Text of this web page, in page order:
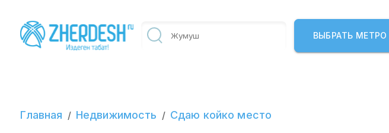
ВЫБРАТЬ МЕТРО
Главная / Недвижимость / Сдаю койко место